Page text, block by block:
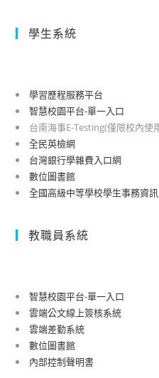
學生系統
學習歷程服務平台
智慧校園平台-單一入口
台南海事E-Testing(僅限校內使
全民英檢網
台灣銀行學雜費入口網
數位圖書館
全國高級中等學校學生事務資
教職員系統
智慧校園平台-單一入口
雲端公文線上簽核系統
雲端差勤系統
數位圖書館
內部控制聲明書